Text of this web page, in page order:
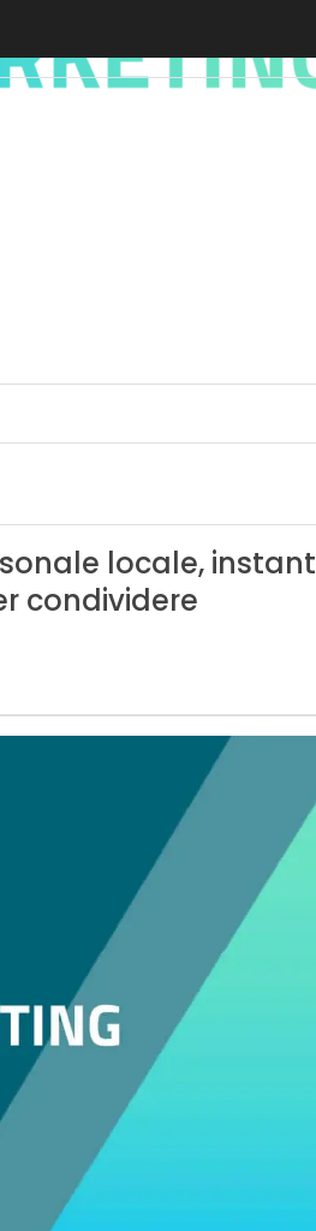
locale, instant
condividere